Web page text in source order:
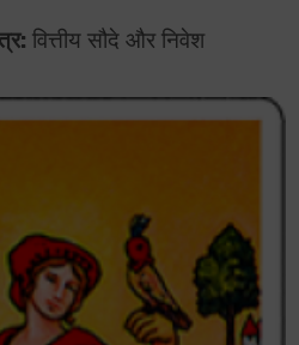
वित्तीय सौदे और निवेश